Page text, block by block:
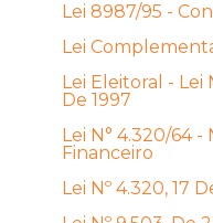
Lei 8987/95 -
Lei
Lei Eleitoral - Lei
De 1997
Lei N° 4.320/64 -
Financeiro
Lei Nº 4.320, 17